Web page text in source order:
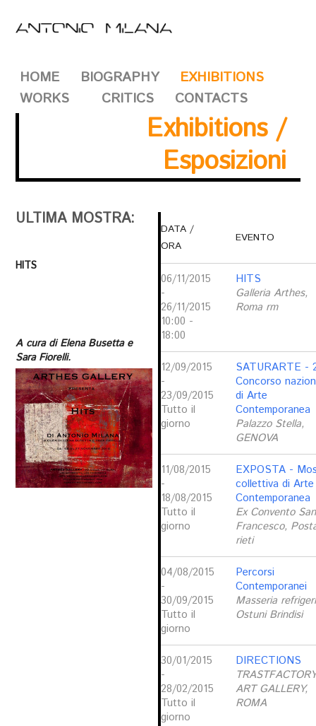
HOME BIOGRAPHY
EXHIBITIONS
WORKS
CRITICS CONTACTS
Exhibitions /
Esposizioni
ULTIMA MOSTRA:
HITS
A cura di Elena Busetta e
Sara Fiorelli.
DATA /
ORA
EVENTO
06/11/2015
-
26/11/2015
10:00 -
18:00
HITS
Galleria Arthes,
Roma rm
12/09/2015
-
23/09/2015
Tutto il
giorno
SATURARTE -
Concorso
di Arte
Contemporanea
Palazzo Stella,
GENOVA
11/08/2015
-
18/08/2015
Tutto il
giorno
EXPOSTA -
collettiva di Arte
Contemporanea
Ex Convento San
Francesco,
rieti
04/08/2015
-
30/09/2015
Tutto il
giorno
Percorsi
Contemporanei
Masseria
Ostuni Brindisi
30/01/2015
-
28/02/2015
Tutto il
giorno
DIRECTIONS
ART GALLERY,
ROMA